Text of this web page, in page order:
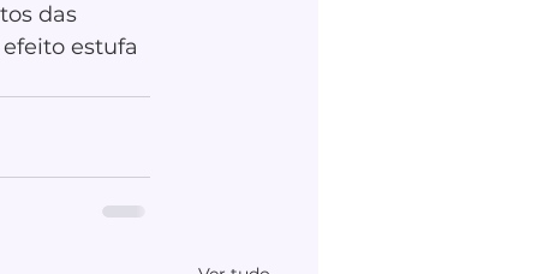
das
estufa